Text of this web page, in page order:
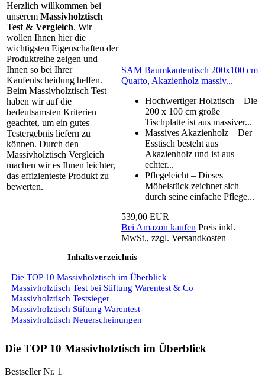
Herzlich willkommen bei
unserem Massivholztisch
Test & Vergleich. Wir
wollen Ihnen hier die
wichtigsten Eigenschaften der
Produktreihe zeigen und
Ihnen so bei Ihrer
Kaufentscheidung helfen.
Beim Massivholztisch Test
haben wir auf die
bedeutsamsten Kriterien
geachtet, um ein gutes
Testergebnis liefern zu
können. Durch den
Massivholztisch Vergleich
machen wir es Ihnen leichter,
das effizienteste Produkt zu
bewerten.
SAM Baumkantentisch 200x100 cm
Quarto, Akazienholz massiv...
Hochwertiger Holztisch – Die
200 x 100 cm große
Tischplatte ist aus massiver...
Massives Akazienholz – Der
Esstisch besteht aus
Akazienholz und ist aus
echter...
Pflegeleicht – Dieses
Möbelstück zeichnet sich
durch seine einfache Pflege...
539,00 EUR
Bei Amazon kaufen Preis inkl.
MwSt., zzgl. Versandkosten
Inhaltsverzeichnis
Die TOP 10 Massivholztisch im Überblick
Massivholztisch Test bei Stiftung Warentest & Co
Massivholztisch Testsieger
Massivholztisch Stiftung Warentest
Massivholztisch Neuerscheinungen
Die TOP 10 Massivholztisch im Überblick
Bestseller Nr. 1